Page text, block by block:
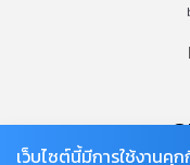
เว็บไซต์นี้มีการใช้งานคุ